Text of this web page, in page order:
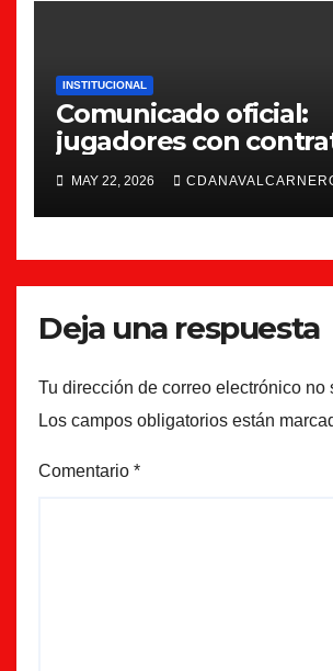
INSTITUCIONAL
Comunicado oficial:
jugadores con
la 26/27
MAY 22, 2026
Deja una respuesta
Tu dirección de correo electrónico no
Los campos obligatorios están
Comentario *